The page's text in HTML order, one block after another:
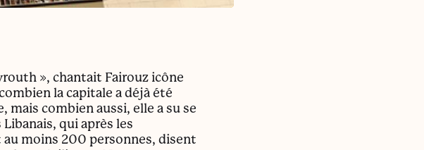
», chantait Fairouz icône
la capitale a déjà été
combien aussi, elle a su se
qui après les
moins 200 personnes, disent